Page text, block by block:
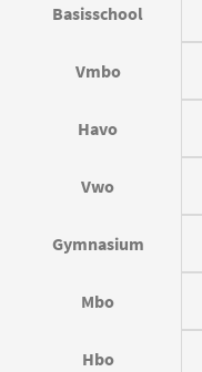
Basisschool
Vmbo
Havo
Vwo
Gymnasium
Mbo
Hbo